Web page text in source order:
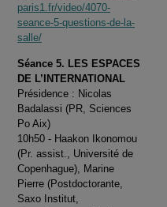
paris1.fr/video/4070-
seance-5-questions-de-la-
salle/
Séance 5. LES ESPACES
DE L’INTERNATIONAL
Présidence : Nicolas
Badalassi (PR, Sciences
Po Aix)
10h50 - Haakon Ikonomou
(Pr. assist., Université de
Copenhague), Marine
Pierre (Postdoctorante,
Saxo Institut,